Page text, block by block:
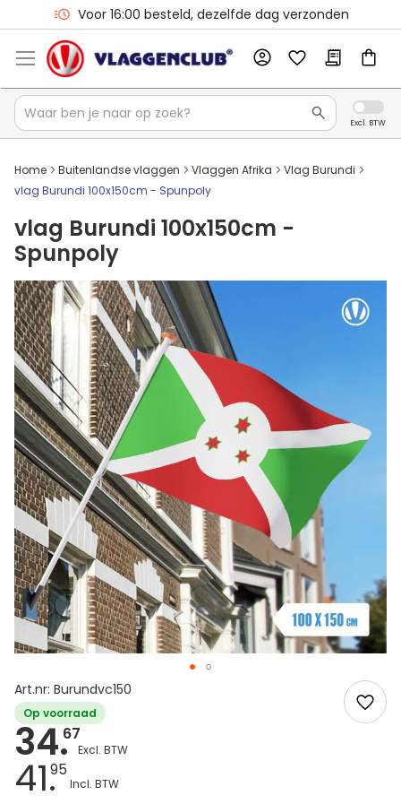
Voor 16:00 besteld, dezelfde dag verzonden
Home Buitenlandse vlaggen Vlaggen Afrika
Vlag Burundi
vlag Burundi 100x150cm - Spunpoly
vlag Burundi 100x150cm -
Spunpoly
Art.nr: Burundvc150
Op voorraad
34.67
41.95